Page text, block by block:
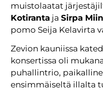
muistolaatat
Kotiranta jaSirpa
pomo Seija Kelavirta
Zevion kauniissa
konsertissa oli
puhallintrio,
ensimmäiseltä illalta